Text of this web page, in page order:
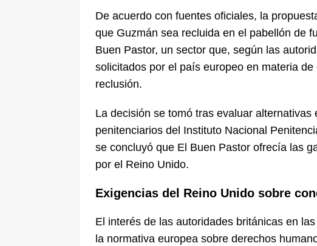
De acuerdo con fuentes oficiales, la
que Guzmán sea recluida en el pabellón de
Buen Pastor, un sector que, según las
solicitados por el país europeo en materia
reclusión.
La decisión se tomó tras evaluar
penitenciarios del Instituto Nacional
se concluyó que El Buen Pastor ofrecía las
por el Reino Unido.
Exigencias del Reino Unido sobre
El interés de las autoridades británicas en
la normativa europea sobre derechos